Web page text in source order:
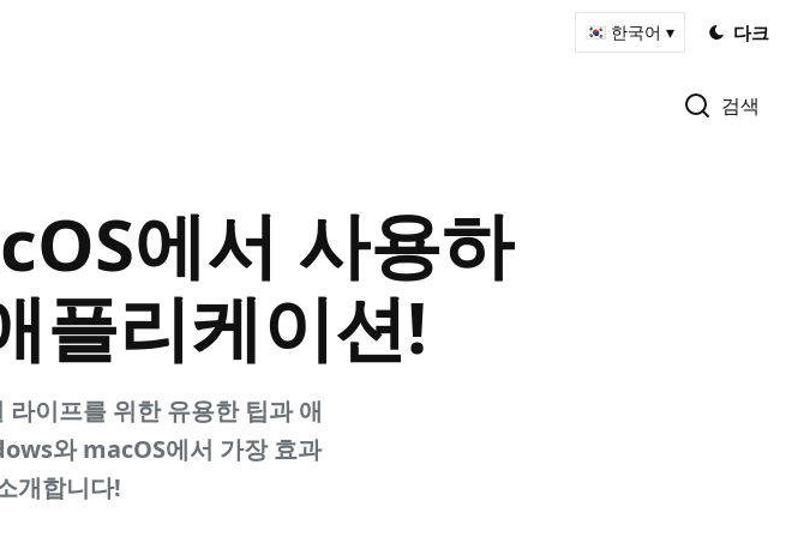
🇰🇷 한국어 ▾ 다크
검색
에서 사용하
플리케이션!
이프를 위한 유용한 팁과 애
와 macOS에서 가장 효과
개합니다!